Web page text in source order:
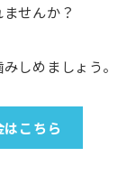
せんか？
しめましょう。
こちら